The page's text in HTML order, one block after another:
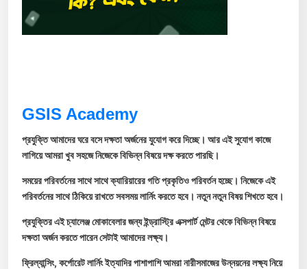
GSIS Academy
প্রযুক্তি আমাদের ঘরে বসে দক্ষতা অর্জনের যুযোগ করে দিচ্ছে। আর এই সুযোগ কাজে
লাগিয়ে আমরা খুব সহজে নিজেকে বিভিন্ন বিষয়ে দক্ষ করতে পারছি।
সময়ের পরিবর্তনের সাথে সাথে ক্যারিয়ারের গতি প্রকৃতিও পরিবর্তন হচ্ছে। নিজেকে এই
পরিবর্তনের সাথে ঠিকিয়ে রাখতে সবসময় লার্নিং করতে হবে। নতুন নতুন বিষয় শিখতে হবে।
প্রযুক্তির এই চ্যালেঞ্জ মোকাবেলার জন্য ইন্ড্রাস্ট্রি এক্সপার্ট মেন্টর থেকে বিভিন্ন বিষয়ে
দক্ষতা অর্জন করতে পারেন সেটাই আমাদের লক্ষ্য।
ফ্রিল্যান্সিং, কর্পোরেট লার্নিং ইত্যাদির পাশাপাশি আমরা নারীসমাজের উন্নয়নের লক্ষ্য নিয়ে